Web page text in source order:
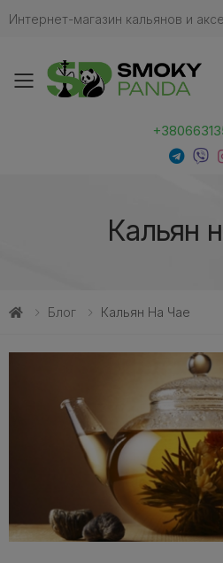
Интернет-магазин кальянов и
Toggle mobile
Кальян
Блог Кальян На Чае